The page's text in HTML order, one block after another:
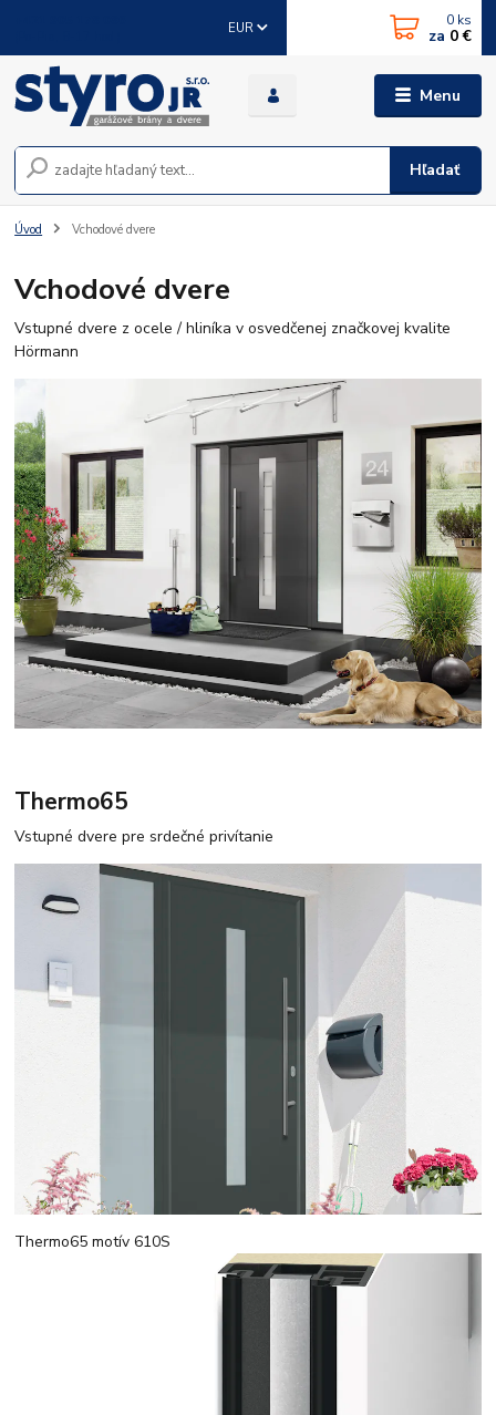
Menu
EUR
Hľadať
0 ks
za 0 €
Úvod Vchodové dvere
Vchodové dvere
Vstupné dvere z ocele / hliníka v osvedčenej značkovej kvalite
Hörmann
Thermo65
Vstupné dvere pre srdečné privítanie
Thermo65 motív 610S